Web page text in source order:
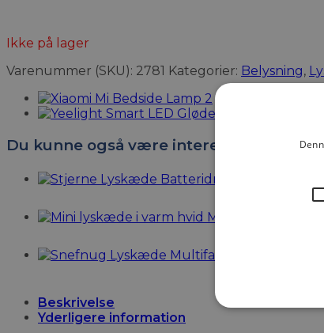
Ikke på lager
Varenummer (SKU): 2781 Kategorier: Belysning,
Du kunne også være interesseret i…
Mini lyskæde i
Beskrivelse
Yderligere information